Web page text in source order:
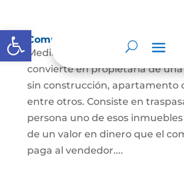
Abrir barra de herramientas
Compraventa de inmuebles
Mediante este contrato, una
convierte en propietaria de una
sin construcción, apartamento
entre otros. Consiste en
persona uno de esos
de un valor en dinero que el
paga al vendedor....